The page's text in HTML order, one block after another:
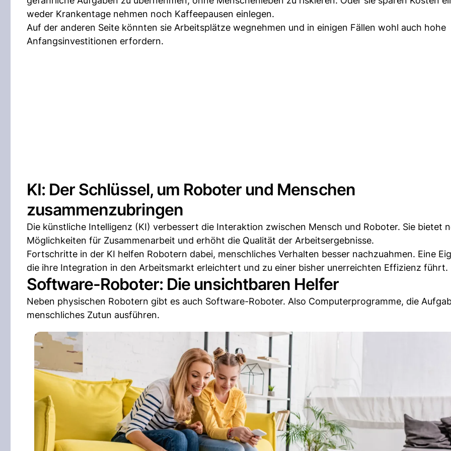
weder Krankentage nehmen noch Kaffeepausen einlegen.
Auf der anderen Seite könnten sie Arbeitsplätze wegnehmen und in einigen Fällen wohl auch hohe
Anfangsinvestitionen erfordern.
KI: Der Schlüssel, um Roboter und Menschen
zusammenzubringen
Die künstliche Intelligenz (KI) verbessert die Interaktion zwischen Mensch und Roboter. Sie bietet
Möglichkeiten für Zusammenarbeit und erhöht die Qualität der Arbeitsergebnisse.
Fortschritte in der KI helfen Robotern dabei, menschliches Verhalten besser nachzuahmen. Eine
die ihre Integration in den Arbeitsmarkt erleichtert und zu einer bisher unerreichten Effizienz führt.
Software-Roboter: Die unsichtbaren Helfer
Neben physischen Robotern gibt es auch Software-Roboter. Also Computerprogramme, die
menschliches Zutun ausführen.